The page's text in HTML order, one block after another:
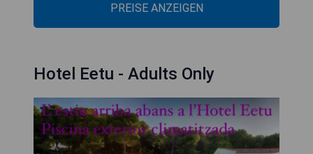
PREISE ANZEIGEN
Hotel Eetu - Adults Only